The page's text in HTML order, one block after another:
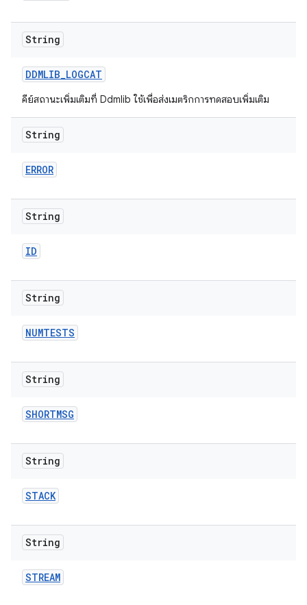
String
DDMLIB_LOGCAT
คีย์สถานะเพิ่มเติมที่ Ddmlib ใช้เพื่อส่งเมตริกการทดสอบเพิ่มเติม
String
ERROR
String
ID
String
NUMTESTS
String
SHORTMSG
String
STACK
String
STREAM